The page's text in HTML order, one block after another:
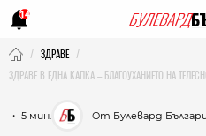
14
ЗДРАВЕ
ЗДРАВЕ В ЕДНА КАПКА – БЛАГОУХАНИЕТО НА
・ 5 мин. От Булевард